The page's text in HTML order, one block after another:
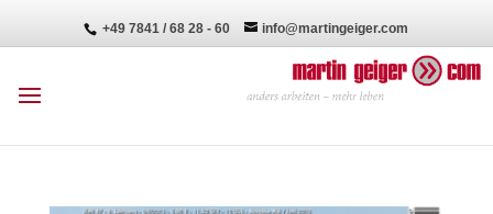
+49 7841 / 68 28 - 60 info@martingeiger.com